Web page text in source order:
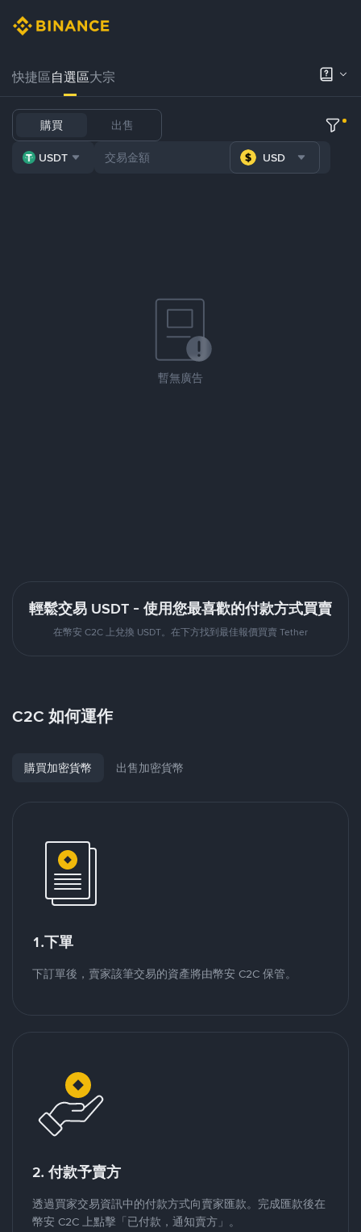
快捷區自選區大宗
購買 出售
USDT USD
暫無廣告
輕鬆交易 USDT - 使用您最喜歡的付款方式買賣
在幣安 C2C 上兌換 USDT。在下方找到最佳報價買賣 Tether
C2C 如何運作
購買加密貨幣 出售加密貨幣
1.下單
下訂單後，賣家該筆交易的資產將由幣安 C2C 保管。
2. 付款予賣方
透過買家交易資訊中的付款方式向賣家匯款。完成匯款後在
幣安 C2C 上點擊「已付款，通知賣方」。